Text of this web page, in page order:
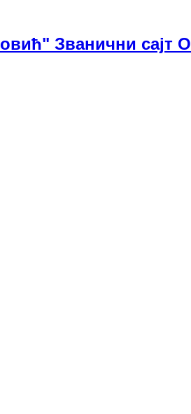
Званични сајт